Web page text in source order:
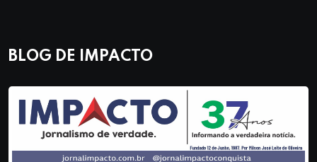
BLOG DE IMPACTO